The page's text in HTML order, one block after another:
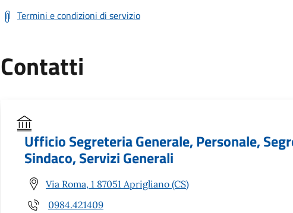
Termini e condizioni di servizio
Contatti
Ufficio Segreteria Generale, Personale,
Sindaco, Servizi Generali
Via Roma, 1 87051 Aprigliano (CS)
0984.421409